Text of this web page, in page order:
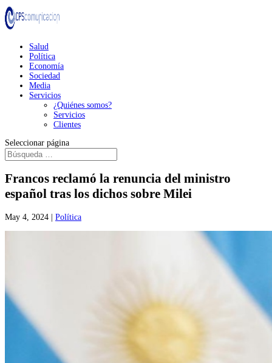
Salud
Política
Economía
Sociedad
Media
Servicios
¿Quiénes somos?
Servicios
Clientes
Seleccionar página
Francos reclamó la renuncia del ministro
español tras los dichos sobre Milei
May 4, 2024 Política